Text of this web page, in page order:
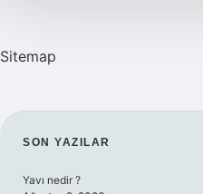
Sitemap
SIDEBAR
SON YAZILAR
Yavı nedir ?